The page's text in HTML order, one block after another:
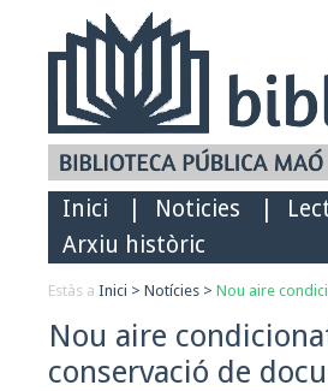
Inici Noticies
Arxiu històric
Estàs a Inici > Notícies > Nou aire
Nou aire
conservació de